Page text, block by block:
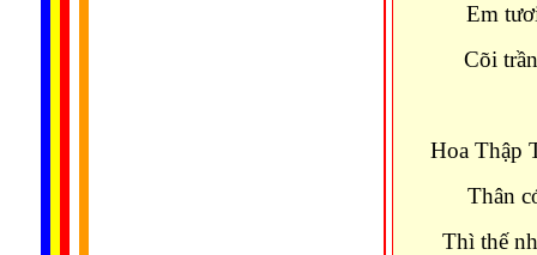
Em
Cõi
Hoa Thập
Thân
Thì thế